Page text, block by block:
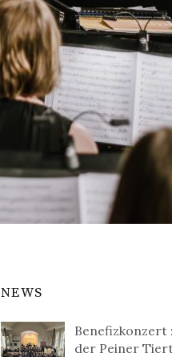
NEWS
Benefizkonzert
der Peiner